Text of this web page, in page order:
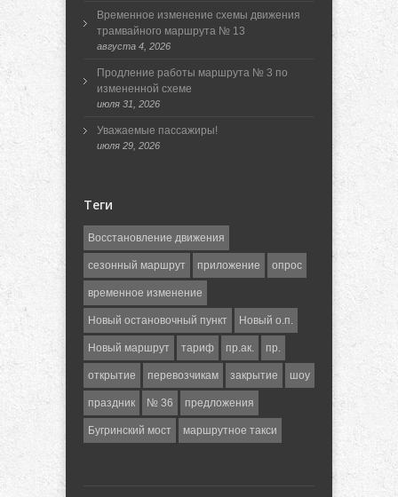
Временное изменение схемы движения
трамвайного маршрута № 13
августа 4, 2026
Продление работы маршрута № 3 по
измененной схеме
июля 31, 2026
Уважаемые пассажиры!
июля 29, 2026
Теги
Восстановление движения
сезонный маршрут приложение опрос
временное изменение
Новый остановочный пункт Новый о.п.
Новый маршрут тариф пр.ак. пр.
открытие перевозчикам закрытие шоу
праздник № 36 предложения
Бугринский мост маршрутное такси